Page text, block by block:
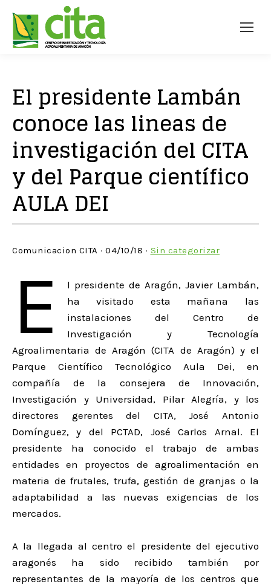
El presidente Lambán
conoce las lineas de
investigación del CITA
y del Parque científico
AULA DEI
Comunicacion CITA · 04/10/18 · Sin categorizar
E
l presidente de Aragón, Javier Lambán,
ha visitado esta mañana las
instalaciones del Centro de
Investigación y Tecnología
Agroalimentaria de Aragón (CITA de Aragón) y el
Parque Científico Tecnológico Aula Dei, en
compañía de la consejera de Innovación,
Investigación y Universidad, Pilar Alegría, y los
directores gerentes del CITA, José Antonio
Domínguez, y del PCTAD, José Carlos Arnal. El
presidente ha conocido el trabajo de ambas
entidades en proyectos de agroalimentación en
materia de frutales, trufa, gestión de granjas o la
adaptabilidad a las nuevas exigencias de los
mercados.
A la llegada al centro el presidente del ejecutivo
aragonés ha sido recibido también por
representantes de la mayoría de los centros que